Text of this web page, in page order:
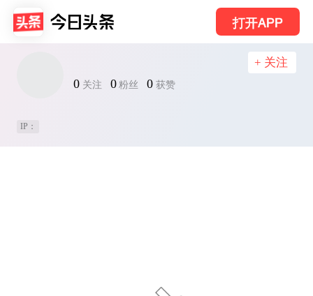
打开APP
0 关注 0 粉丝 0 获赞
+ 关注
IP：